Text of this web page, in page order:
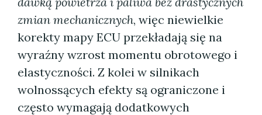
zmian mechanicznych, więc niewielkie
korekty mapy ECU przekładają się na
wyraźny wzrost momentu obrotowego i
elastyczności. Z kolei w silnikach
wolnossących efekty są ograniczone i
często wymagają dodatkowych